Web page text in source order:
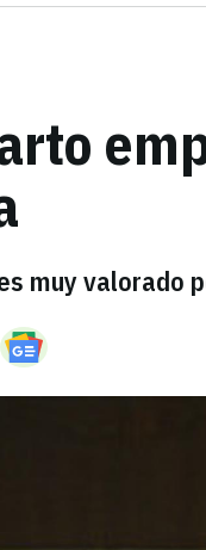
muy valorado